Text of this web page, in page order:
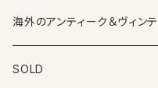
カップ＆ソーサー
ガラス製品
海外のアンティーク＆ヴィン
SOLD